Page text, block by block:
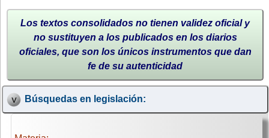
Los textos consolidados no tienen validez oficial y
no sustituyen a los publicados en los diarios
oficiales, que son los únicos instrumentos que dan
fe de su autenticidad
Búsquedas en legislación: